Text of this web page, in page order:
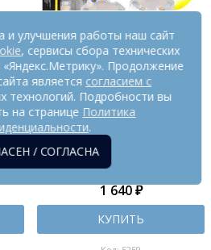
2
Светодиодная лампа для
авто ElectroKot RoundLight
BAU15S оранжевая, 2 шт
1 640 ₽
КУПИТЬ
и улучшения работы наш сайт
, сервисы сбора технических
Продолжение
является согласием с
технологий. Подробности вы
на странице Политика
.
/ СОГЛАСНА